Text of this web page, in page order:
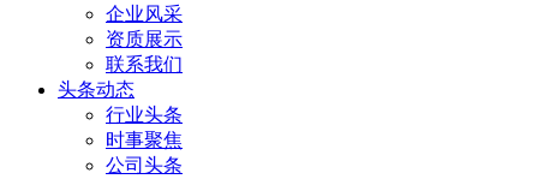
企业风采
资质展示
联系我们
头条动态
行业头条
时事聚焦
公司头条